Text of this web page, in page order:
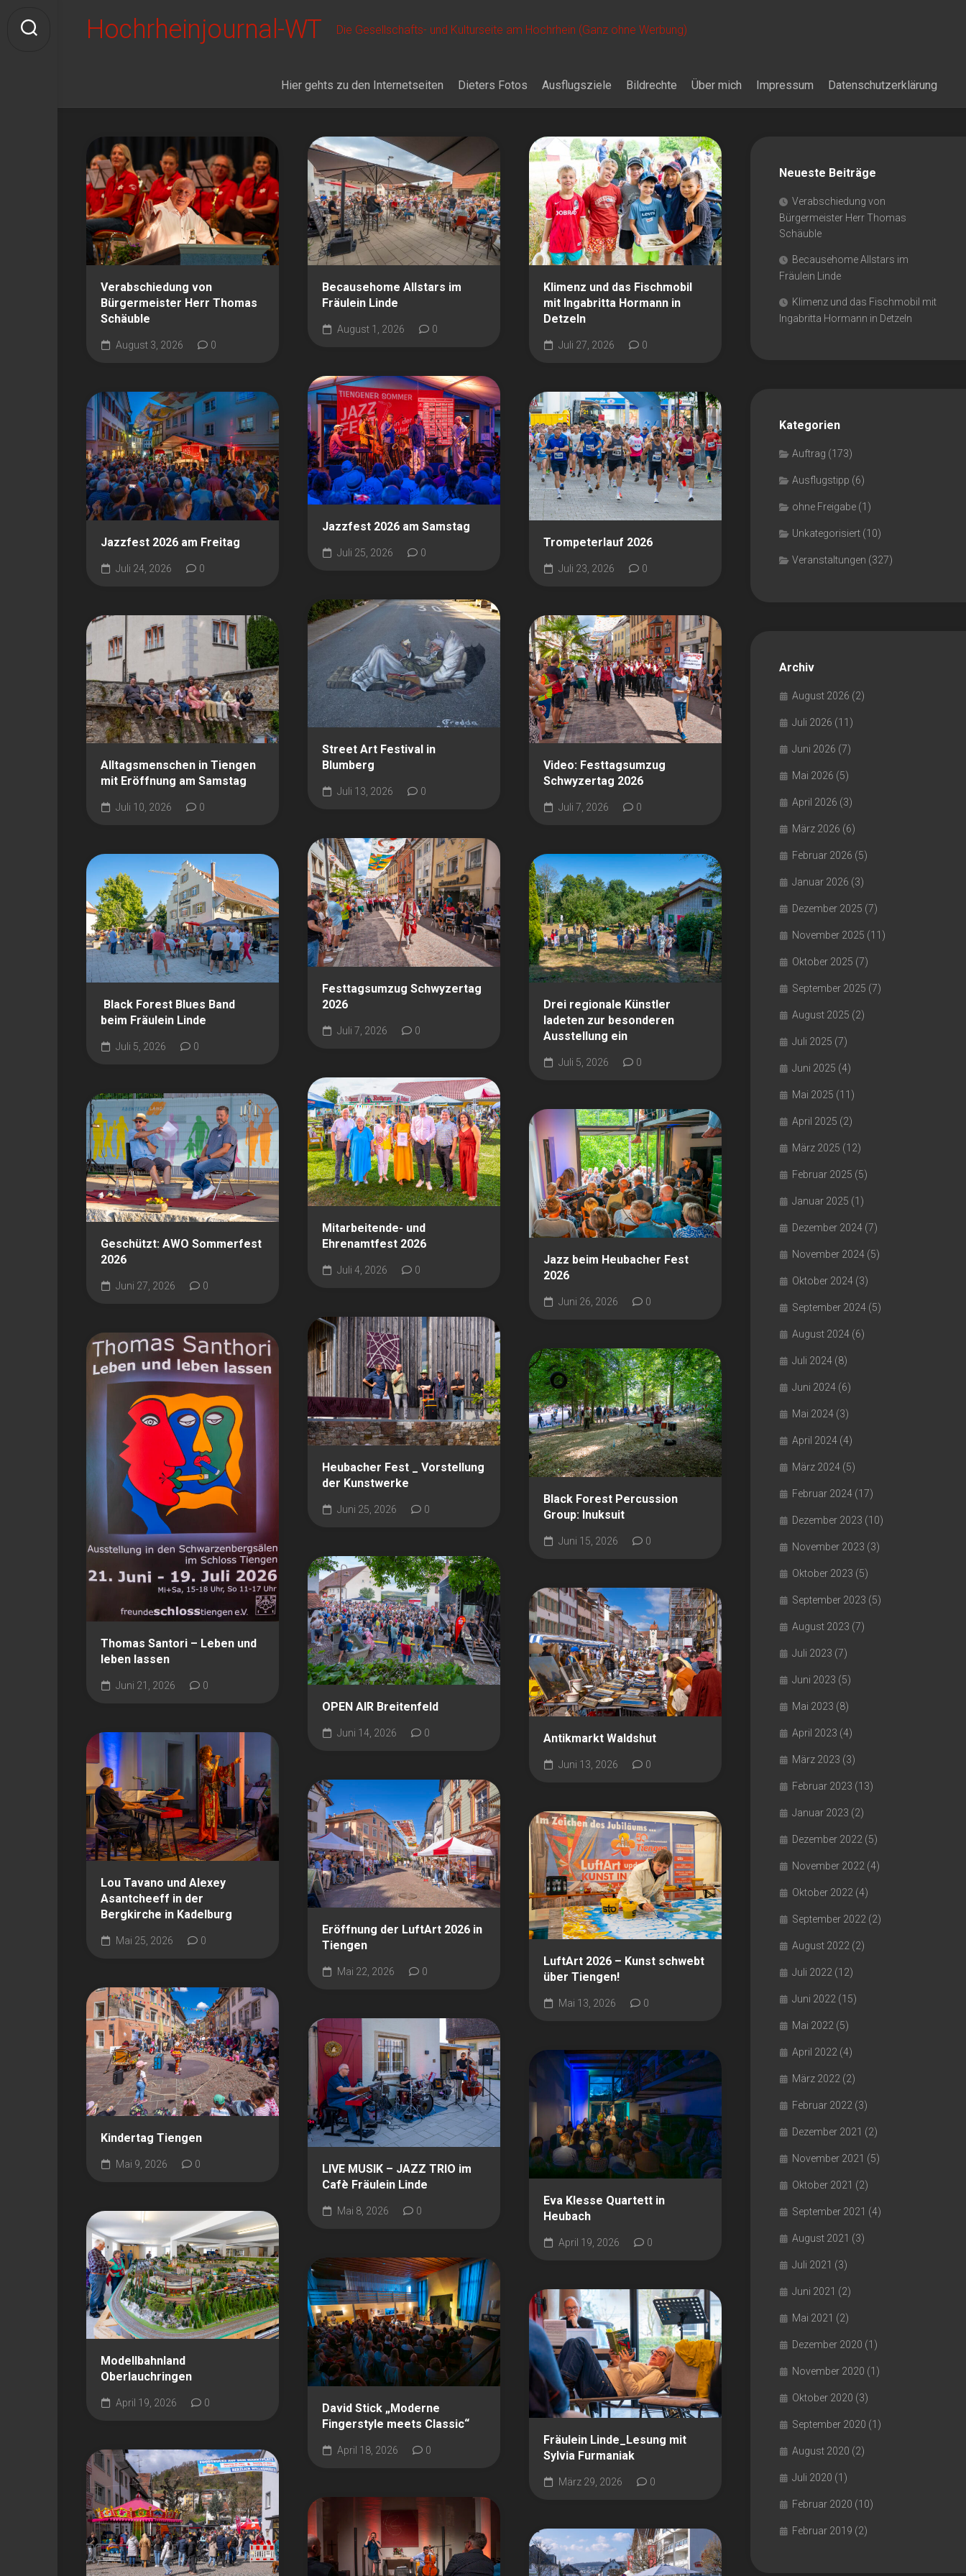
content
Hochrheinjournal-WT Die Gesellschafts- und Kulturseite am Hochrhein (Ganz ohne Werbung)
Hier gehts zu den Internetseiten Dieters Fotos Ausflugsziele Bildrechte Über mich Impressum Datenschutzerklärung
Verabschiedung von
Bürgermeister Herr Thomas
Schäuble
August 3, 2026 0
Becausehome Allstars im
Fräulein Linde
August 1, 2026 0
Klimenz und das Fischmobil
mit Ingabritta Hormann in
Detzeln
Juli 27, 2026 0
Jazzfest 2026 am Samstag
Juli 25, 2026 0
Jazzfest 2026 am Freitag
Juli 24, 2026 0
Trompeterlauf 2026
Juli 23, 2026 0
Street Art Festival in
Blumberg
Juli 13, 2026 0
Alltagsmenschen in Tiengen
mit Eröffnung am Samstag
Juli 10, 2026 0
Video: Festtagsumzug
Schwyzertag 2026
Juli 7, 2026 0
Festtagsumzug Schwyzertag
2026
Juli 7, 2026 0
Black Forest Blues Band
beim Fräulein Linde
Juli 5, 2026 0
Drei regionale Künstler
ladeten zur besonderen
Ausstellung ein
Juli 5, 2026 0
Mitarbeitende- und
Ehrenamtfest 2026
Juli 4, 2026 0
Geschützt: AWO Sommerfest
2026
Juni 27, 2026 0
Jazz beim Heubacher Fest
2026
Juni 26, 2026 0
Heubacher Fest _ Vorstellung
der Kunstwerke
Juni 25, 2026 0
Thomas Santori – Leben und
leben lassen
Juni 21, 2026 0
Black Forest Percussion
Group: Inuksuit
Juni 15, 2026 0
OPEN AIR Breitenfeld
Juni 14, 2026 0 Antikmarkt Waldshut
Juni 13, 2026 0
Lou Tavano und Alexey
Asantcheeff in der
Bergkirche in Kadelburg
Mai 25, 2026 0
Eröffnung der LuftArt 2026 in
Tiengen
Mai 22, 2026 0
LuftArt 2026 – Kunst schwebt
über Tiengen!
Mai 13, 2026 0
Kindertag Tiengen
Mai 9, 2026 0
LIVE MUSIK – JAZZ TRIO im
Cafè Fräulein Linde
Mai 8, 2026 0
Eva Klesse Quartett in
Heubach
April 19, 2026 0
Modellbahnland
Oberlauchringen
April 19, 2026 0
David Stick „Moderne
Fingerstyle meets Classic“
April 18, 2026 0
Fräulein Linde_Lesung mit
Sylvia Furmaniak
März 29, 2026 0
Neueste Beiträge
Verabschiedung von
Bürgermeister Herr Thomas
Schäuble
Becausehome Allstars im
Fräulein Linde
Klimenz und das Fischmobil mit
Ingabritta Hormann in Detzeln
Kategorien
Auftrag (173)
Ausflugstipp (6)
ohne Freigabe (1)
Unkategorisiert (10)
Veranstaltungen (327)
Archiv
August 2026 (2)
Juli 2026 (11)
Juni 2026 (7)
Mai 2026 (5)
April 2026 (3)
März 2026 (6)
Februar 2026 (5)
Januar 2026 (3)
Dezember 2025 (7)
November 2025 (11)
Oktober 2025 (7)
September 2025 (7)
August 2025 (2)
Juli 2025 (7)
Juni 2025 (4)
Mai 2025 (11)
April 2025 (2)
März 2025 (12)
Februar 2025 (5)
Januar 2025 (1)
Dezember 2024 (7)
November 2024 (5)
Oktober 2024 (3)
September 2024 (5)
August 2024 (6)
Juli 2024 (8)
Juni 2024 (6)
Mai 2024 (3)
April 2024 (4)
März 2024 (5)
Februar 2024 (17)
Dezember 2023 (10)
November 2023 (3)
Oktober 2023 (5)
September 2023 (5)
August 2023 (7)
Juli 2023 (7)
Juni 2023 (5)
Mai 2023 (8)
April 2023 (4)
März 2023 (3)
Februar 2023 (13)
Januar 2023 (2)
Dezember 2022 (5)
November 2022 (4)
Oktober 2022 (4)
September 2022 (2)
August 2022 (2)
Juli 2022 (12)
Juni 2022 (15)
Mai 2022 (5)
April 2022 (4)
März 2022 (2)
Februar 2022 (3)
Dezember 2021 (2)
November 2021 (5)
Oktober 2021 (2)
September 2021 (4)
August 2021 (3)
Juli 2021 (3)
Juni 2021 (2)
Mai 2021 (2)
Dezember 2020 (1)
November 2020 (1)
Oktober 2020 (3)
September 2020 (1)
August 2020 (2)
Juli 2020 (1)
Februar 2020 (10)
Februar 2019 (2)